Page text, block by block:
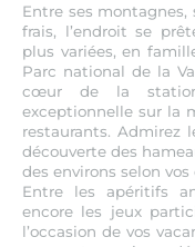
Entre ses montagnes,
frais, l’endroit se
plus variées, en
Parc national de la
cœur de la
exceptionnelle sur la
restaurants. Admirez
découverte des
des environs selon vos
Entre les apéritifs
encore les jeux
l’occasion de vos